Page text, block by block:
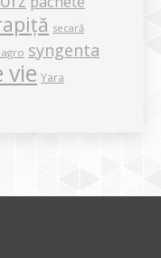
secară
syngenta
vie Yara